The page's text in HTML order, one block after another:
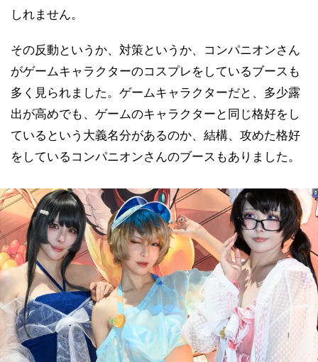
しれません。
その反動というか、対策というか、コンパニオンさん
がゲームキャラクターのコスプレをしているブースも
多く見られました。ゲームキャラクターだと、多少露
出が高めでも、ゲームのキャラクターと同じ格好をし
ているという大義名分があるのか、結構、攻めた格好
をしているコンパニオンさんのブースもありました。